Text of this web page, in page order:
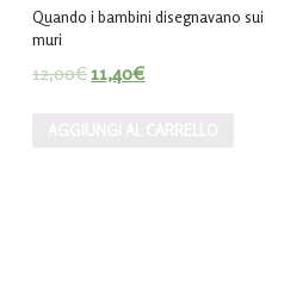
Quando i bambini disegnavano sui
muri
12,00€11,40€